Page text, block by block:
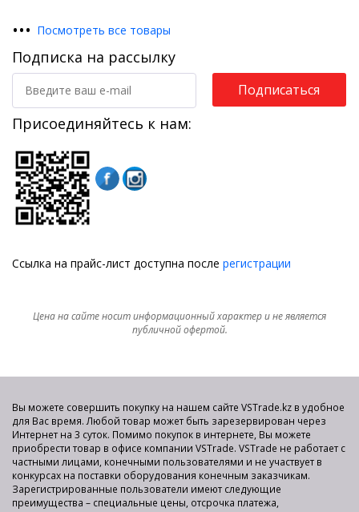
••• Посмотреть все товары
Подписка на рассылку
Подписаться
Присоединяйтесь к нам:
Ссылка на прайс-лист доступна после регистрации
Цена на сайте носит информационный характер и не является
публичной офертой.
Вы можете совершить покупку на нашем сайте VSTrade.kz в удобное
для Вас время. Любой товар может быть зарезервирован через
Интернет на 3 суток. Помимо покупок в интернете, Вы можете
приобрести товар в офисе компании VSTrade. VSTrade не работает с
частными лицами, конечными пользователями и не участвует в
конкурсах на поставки оборудования конечным заказчикам.
Зарегистрированные пользователи имеют следующие
преимущества – специальные цены, отсрочка платежа,